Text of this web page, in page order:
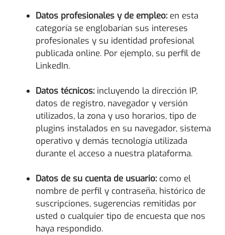
Datos profesionales y de empleo: en esta
categoría se englobarían sus intereses
profesionales y su identidad profesional
publicada online. Por ejemplo, su perfil de
LinkedIn.
Datos técnicos: incluyendo la dirección IP,
datos de registro, navegador y versión
utilizados, la zona y uso horarios, tipo de
plugins instalados en su navegador, sistema
operativo y demás tecnología utilizada
durante el acceso a nuestra plataforma.
Datos de su cuenta de usuario: como el
nombre de perfil y contraseña, histórico de
suscripciones, sugerencias remitidas por
usted o cualquier tipo de encuesta que nos
haya respondido.